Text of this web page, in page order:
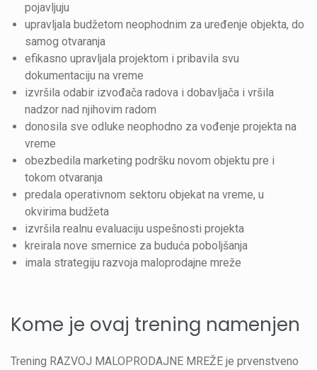
pojavljuju
upravljala budžetom neophodnim za uređenje objekta, do
samog otvaranja
efikasno upravljala projektom i pribavila svu
dokumentaciju na vreme
izvršila odabir izvođača radova i dobavljača i vršila
nadzor nad njihovim radom
donosila sve odluke neophodno za vođenje projekta na
vreme
obezbedila marketing podršku novom objektu pre i
tokom otvaranja
predala operativnom sektoru objekat na vreme, u
okvirima budžeta
izvršila realnu evaluaciju uspešnosti projekta
kreirala nove smernice za buduća poboljšanja
imala strategiju razvoja maloprodajne mreže
Kome je ovaj trening namenjen
Trening RAZVOJ MALOPRODAJNE MREŽE je prvenstveno